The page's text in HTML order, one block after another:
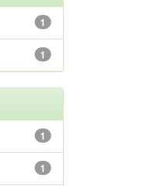
1
1
1
1